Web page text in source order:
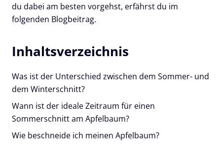
du dabei am besten vorgehst, erfährst du im
folgenden Blogbeitrag.
Was ist der Unterschied zwischen dem Sommer- und
dem Winterschnitt?
Wann ist der ideale Zeitraum für einen
Sommerschnitt am Apfelbaum?
Wie beschneide ich meinen Apfelbaum?